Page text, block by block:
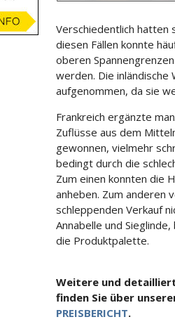
Verschiedentlich hatten
diesen Fällen konnte
oberen
werden. Die
aufgenommen, da sie
Frankreich ergänzte
Zuflüsse aus dem
gewonnen, vielmehr
bedingt durch die
Zum einen konnten die
anheben. Zum anderen
schleppenden Verkauf
Annabelle und
die Produktpalette.
Weitere und
finden Sie über
PREISBERICHT.